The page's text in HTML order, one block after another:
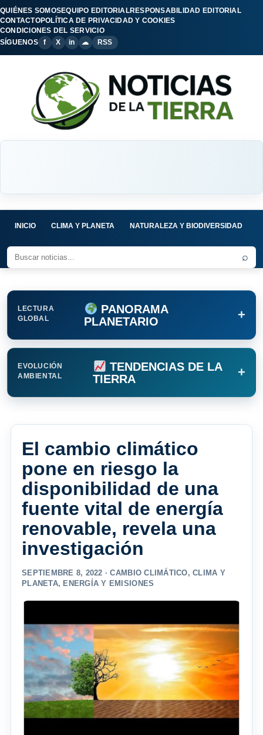
QUIÉNES SOMOSEQUIPO EDITORIALRESPONSABILIDAD EDITORIAL
CONTACTOPOLÍTICA DE PRIVACIDAD Y COOKIES
CONDICIONES DEL SERVICIO
SÍGUENOS
f X in ☁ RSS
INICIO CLIMA Y PLANETA NATURALEZA Y BIODIVERSIDAD
⌕
LECTURA
GLOBAL
PANORAMA
PLANETARIO
+
EVOLUCIÓN
AMBIENTAL
TENDENCIAS DE LA
TIERRA
+
El cambio climático
pone en riesgo la
disponibilidad de una
fuente vital de energía
renovable, revela una
investigación
SEPTIEMBRE 8, 2022 ·CAMBIO CLIMÁTICO,CLIMA Y
PLANETA, ENERGÍA Y EMISIONES